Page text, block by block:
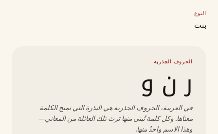
النوع
بنت
الحروف الجذرية
ر ن و
في العربية، الحروف الجذرية هي البذرة التي تمنح الكلمة
معناها. وكل كلمة تُبنى منها ترث تلك العائلة من المعاني —
وهذا الاسم واحدٌ منها.